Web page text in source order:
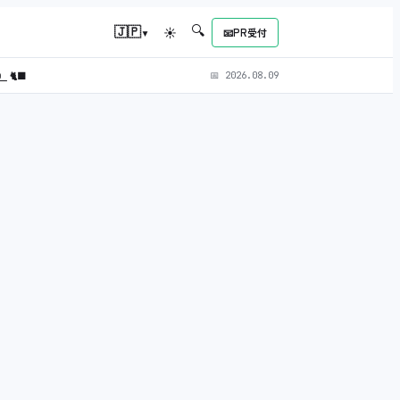
🇯🇵▾ ☀ 🔍 📧PR受付
🐈‍⬛ 📅 2026.08.09